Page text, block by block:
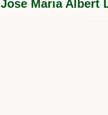
Jose Maria Albert